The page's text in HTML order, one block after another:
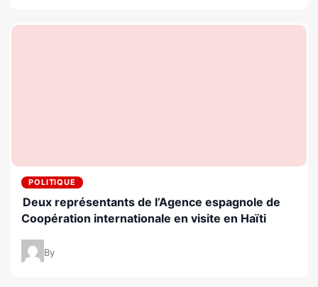
POLITIQUE
Deux représentants de l’Agence espagnole de
Coopération internationale en visite en Haïti
By